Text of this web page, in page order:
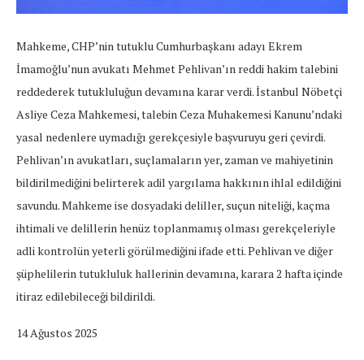
Mahkeme, CHP’nin tutuklu Cumhurbaşkanı adayı Ekrem
İmamoğlu’nun avukatı Mehmet Pehlivan’ın reddi hakim talebini
reddederek tutukluluğun devamına karar verdi. İstanbul Nöbetçi
Asliye Ceza Mahkemesi, talebin Ceza Muhakemesi Kanunu’ndaki
yasal nedenlere uymadığı gerekçesiyle başvuruyu geri çevirdi.
Pehlivan’ın avukatları, suçlamaların yer, zaman ve mahiyetinin
bildirilmediğini belirterek adil yargılama hakkının ihlal edildiğini
savundu. Mahkeme ise dosyadaki deliller, suçun niteliği, kaçma
ihtimali ve delillerin henüz toplanmamış olması gerekçeleriyle
adli kontrolün yeterli görülmediğini ifade etti. Pehlivan ve diğer
şüphelilerin tutukluluk hallerinin devamına, karara 2 hafta içinde
itiraz edilebileceği bildirildi.
14 Ağustos 2025